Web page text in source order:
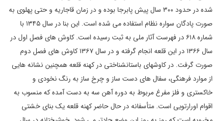
شده در حدود ۳۰۰ سال پیش پابرجا بوده و در زمان قاجاریه و حتی پهلوی به
صورت پادگان سواره نظام استفاده می شده است. این بنا در سال ۱۳۴۵ با
شماره ۶۱۸ در فهرست آثار ملی به ثبت رسیده است. کاوش های فصل اول در
سال ۱۳۶۶ در این قلعه انجام گرفته و در سال ۱۳۶۷ کاوش‌ های فصل دوم
صورت گرفت. در کاوشهای باستانشناختی در کهنه قلعه همچنین نشانه‌ هایی
از موارد فرهنگی، سفال‌ های دست ساز و چرخ ساز به رنگ نخودی و
خاکستری و فلز مفرغ مربوط به دوره آهن سه به دست آمده که منسوب به
اقوام اورارتویی است. متأسفانه در حال حاضر کهنه قلعه یک بنای خشتی